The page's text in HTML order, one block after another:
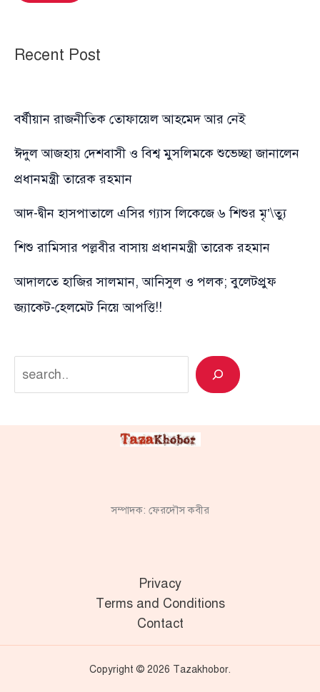
Recent Post
বর্ষীয়ান রাজনীতিক তোফায়েল আহমেদ আর নেই
ঈদুল আজহায় দেশবাসী ও বিশ্ব মুসলিমকে শুভেচ্ছা জানালেন
প্রধানমন্ত্রী তারেক রহমান
আদ-দ্বীন হাসপাতালে এসির গ্যাস লিকেজে ৬ শিশুর মৃ’\ত্যু
শিশু রামিসার পল্লবীর বাসায় প্রধানমন্ত্রী তারেক রহমান
আদালতে হাজির সালমান, আনিসুল ও পলক; বুলেটপ্রুফ
জ্যাকেট-হেলমেট নিয়ে আপত্তি!!
Search
সম্পাদক: ফেরদৌস কবীর
Privacy
Terms and Conditions
Contact
Copyright © 2026 Tazakhobor.